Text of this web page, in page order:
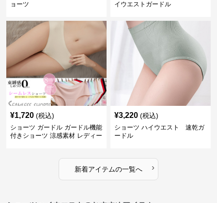
ョーツ
イウエストガードル
¥1,720 (税込)
ショーツ ガードル ガードル機能
付きショーツ 涼感素材 レディー
¥3,220 (税込)
ショーツ ハイウエスト 速乾ガ
ードル
新着アイテムの一覧へ ›